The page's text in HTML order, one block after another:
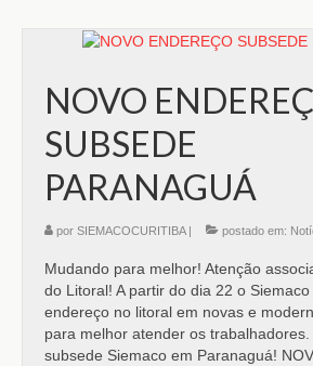
NOVO
SUBSEDE
PARANAGUÁ
por SIEMACOCURITIBA| postado em:
Mudando para melhor! Atenção
do Litoral! A partir do dia 22 o
endereço no litoral em novas e
para melhor atender os
subsede Siemaco em Paranaguá!